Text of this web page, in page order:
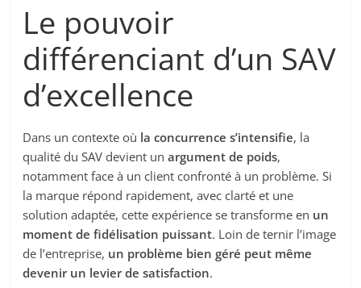
Le pouvoir
différenciant d’un SAV
d’excellence
Dans un contexte où la concurrence s’intensifie, la
qualité du SAV devient unargument de poids,
notamment face à un client confronté à un problème. Si
la marque répond rapidement, avec clarté et une
solution adaptée, cette expérience se transforme en un
moment de fidélisation puissant. Loin de ternir l’image
de l’entreprise, un problème bien géré peut même
devenir un levier de satisfaction.